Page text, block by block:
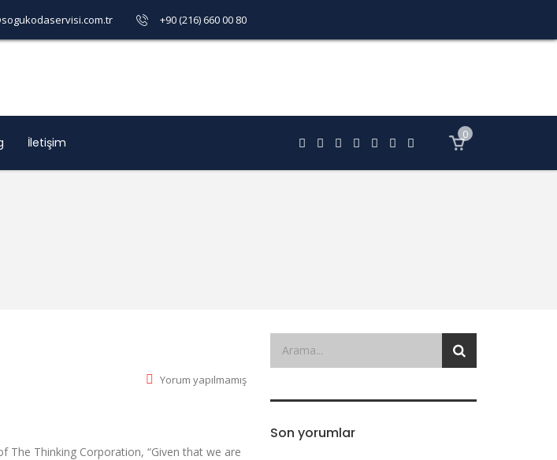
+90 (216) 660 00 80
İletişim 0
Yorum yapılmamış
The Thinking Corporation, “Given that we are
Son yorumlar